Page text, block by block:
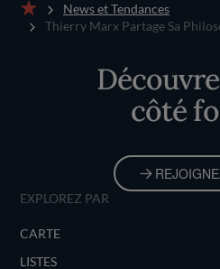
Accueil
News et Tendances
Thierry Marx Partage Sa
côté
EXPLOREZ PAR
CARTE
LISTES